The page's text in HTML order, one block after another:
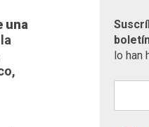
una
lo han